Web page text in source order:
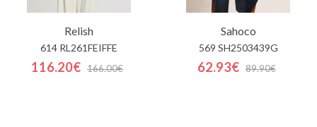
Relish
614 RL261FEIFFE
116.20€ 166.00€
Sahoco
569 SH2503439G
62.93€ 89.90€